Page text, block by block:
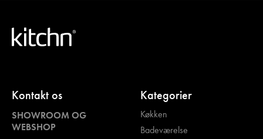
Kontakt os
SHOWROOM OG
WEBSHOP
Kategorier
Køkken
Badeværelse